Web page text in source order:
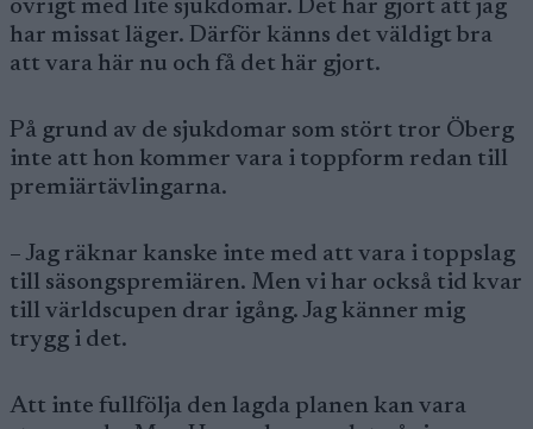
övrigt med lite sjukdomar. Det har gjort att jag
har missat läger. Därför känns det väldigt bra
att vara här nu och få det här gjort.
På grund av de sjukdomar som stört tror Öberg
inte att hon kommer vara i toppform redan till
premiärtävlingarna.
– Jag räknar kanske inte med att vara i toppslag
till säsongspremiären. Men vi har också tid kvar
till världscupen drar igång. Jag känner mig
trygg i det.
Att inte fullfölja den lagda planen kan vara